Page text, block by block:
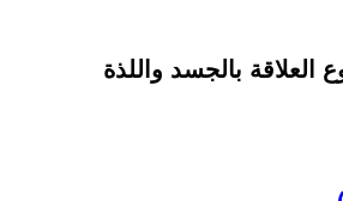
العلاقة بالجسد واللذة